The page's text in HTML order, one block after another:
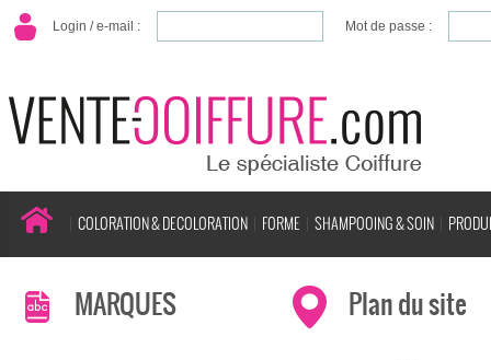
Login / e-mail : Mot de passe :
COLORATION & DECOLORATION FORME SHAMPOOING & SOIN
MARQUES Plan du site